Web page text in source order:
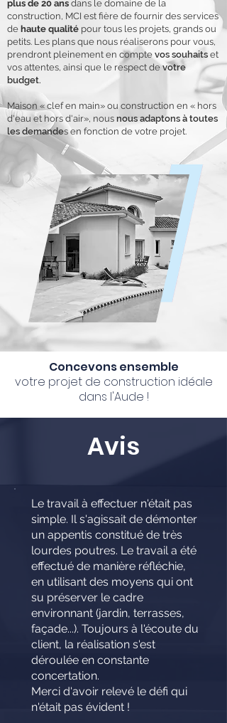
plus de 20 ans dans le domaine de la
construction, MCI est fière de fournir des services
de haute qualité pour tous les projets, grands ou
petits. Les plans que nous réaliserons pour vous,
prendront pleinement en compte vos souhaits et
vos attentes, ainsi que le respect devotre
budget.
Maison « clef en main» ou construction en « hors
d'eau et hors d'air», nous nous adaptons à toutes
les demandes en fonction de votre projet.
Concevons ensemble
votre projet de construction idéale
dans l'Aude !
Avis
Le travail à effectuer n'était pas
simple. Il s'agissait de démonter
un appentis constitué de très
lourdes poutres. Le travail a été
effectué de manière réfléchie,
en utilisant des moyens qui ont
su préserver le cadre
environnant (jardin, terrasses,
façade...). Toujours à l'écoute du
client, la réalisation s'est
déroulée en constante
concertation.
Merci d'avoir relevé le défi qui
n'était pas évident !